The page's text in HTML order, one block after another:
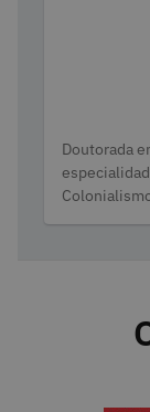
Categories
Doutorada